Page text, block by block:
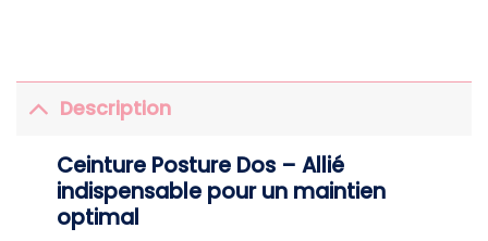
Description
Ceinture Posture Dos – Allié
indispensable pour un maintien
optimal